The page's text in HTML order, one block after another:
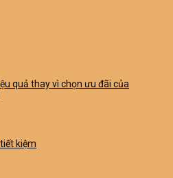
quả thay vì chọn ưu đãi của
kiệm